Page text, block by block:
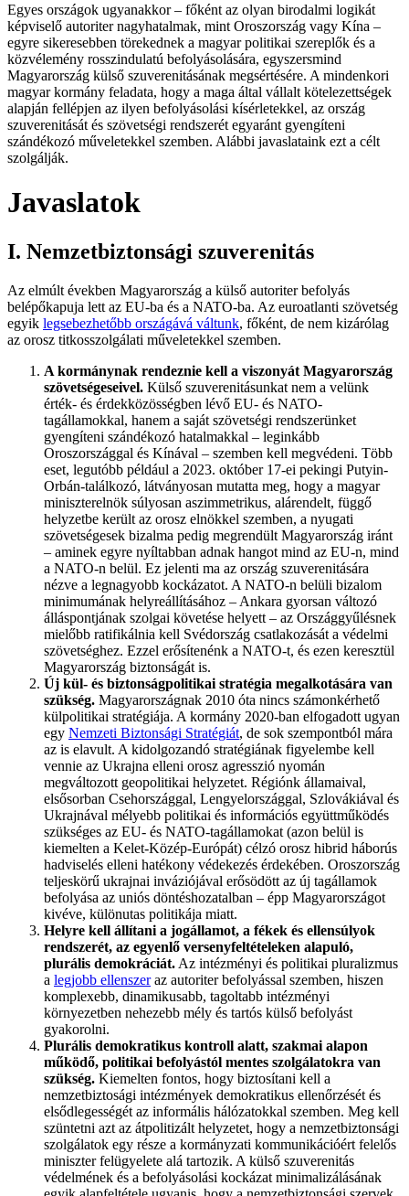
Egyes országok ugyanakkor – főként az olyan birodalmi logikát
képviselő autoriter nagyhatalmak, mint Oroszország vagy Kína –
egyre sikeresebben törekednek a magyar politikai szereplők és a
közvélemény rosszindulatú befolyásolására, egyszersmind
Magyarország külső szuverenitásának megsértésére. A mindenkori
magyar kormány feladata, hogy a maga által vállalt kötelezettségek
alapján fellépjen az ilyen befolyásolási kísérletekkel, az ország
szuverenitását és szövetségi rendszerét egyaránt gyengíteni
szándékozó műveletekkel szemben. Alábbi javaslataink ezt a célt
szolgálják.
Javaslatok
I. Nemzetbiztonsági szuverenitás
Az elmúlt években Magyarország a külső autoriter befolyás
belépőkapuja lett az EU-ba és a NATO-ba. Az euroatlanti szövetség
egyik legsebezhetőbb országává váltunk, főként, de nem kizárólag
az orosz titkosszolgálati műveletekkel szemben.
A kormánynak rendeznie kell a viszonyát Magyarország
szövetségeseivel. Külső szuverenitásunkat nem a velünk
érték- és érdekközösségben lévő EU- és NATO-
tagállamokkal, hanem a saját szövetségi rendszerünket
gyengíteni szándékozó hatalmakkal – leginkább
Oroszországgal és Kínával – szemben kell megvédeni. Több
eset, legutóbb például a 2023. október 17-ei pekingi Putyin-
Orbán-találkozó, látványosan mutatta meg, hogy a magyar
miniszterelnök súlyosan aszimmetrikus, alárendelt, függő
helyzetbe került az orosz elnökkel szemben, a nyugati
szövetségesek bizalma pedig megrendült Magyarország iránt
– aminek egyre nyíltabban adnak hangot mind az EU-n, mind
a NATO-n belül. Ez jelenti ma az ország szuverenitására
nézve a legnagyobb kockázatot. A NATO-n belüli bizalom
minimumának helyreállításához – Ankara gyorsan változó
álláspontjának szolgai követése helyett – az Országgyűlésnek
mielőbb ratifikálnia kell Svédország csatlakozását a védelmi
szövetséghez. Ezzel erősítenénk a NATO-t, és ezen keresztül
Magyarország biztonságát is.
Új kül- és biztonságpolitikai stratégia megalkotására van
szükség. Magyarországnak 2010 óta nincs számonkérhető
külpolitikai stratégiája. A kormány 2020-ban elfogadott ugyan
egy Nemzeti Biztonsági Stratégiát, de sok szempontból mára
az is elavult. A kidolgozandó stratégiának figyelembe kell
vennie az Ukrajna elleni orosz agresszió nyomán
megváltozott geopolitikai helyzetet. Régiónk államaival,
elsősorban Csehországgal, Lengyelországgal, Szlovákiával és
Ukrajnával mélyebb politikai és információs együttműködés
szükséges az EU- és NATO-tagállamokat (azon belül is
kiemelten a Kelet-Közép-Európát) célzó orosz hibrid háborús
hadviselés elleni hatékony védekezés érdekében. Oroszország
teljeskörű ukrajnai inváziójával erősödött az új tagállamok
befolyása az uniós döntéshozatalban – épp Magyarországot
kivéve, különutas politikája miatt.
Helyre kell állítani a jogállamot, a fékek és ellensúlyok
rendszerét, az egyenlő versenyfeltételeken alapuló,
plurális demokráciát. Az intézményi és politikai pluralizmus
a legjobb ellenszeraz autoriter befolyással szemben, hiszen
komplexebb, dinamikusabb, tagoltabb intézményi
környezetben nehezebb mély és tartós külső befolyást
gyakorolni.
Plurális demokratikus kontroll alatt, szakmai alapon
működő, politikai befolyástól mentes szolgálatokra van
szükség. Kiemelten fontos, hogy biztosítani kell a
nemzetbiztosági intézmények demokratikus ellenőrzését és
elsődlegességét az informális hálózatokkal szemben. Meg kell
szüntetni azt az átpolitizált helyzetet, hogy a nemzetbiztonsági
szolgálatok egy része a kormányzati kommunikációért felelős
miniszter felügyelete alá tartozik. A külső szuverenitás
védelmének és a befolyásolási kockázat minimalizálásának